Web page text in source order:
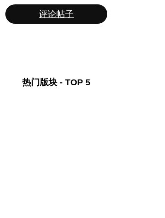
评论帖子
热门版块 - TOP 5